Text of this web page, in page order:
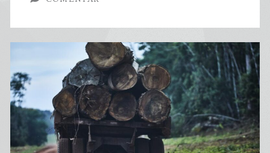
câncer
contagioso
entre
peixes: